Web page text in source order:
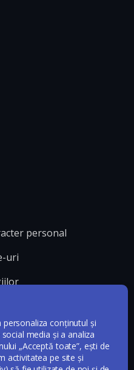
personal
uri
conținutul și
media și a analiza
„Acceptă toate”, ești de
activitatea pe site și